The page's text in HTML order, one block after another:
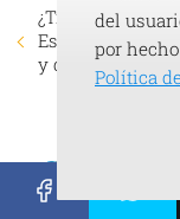
¿Tipos de
España: Cuántas
y qué significan?
del
por
Política